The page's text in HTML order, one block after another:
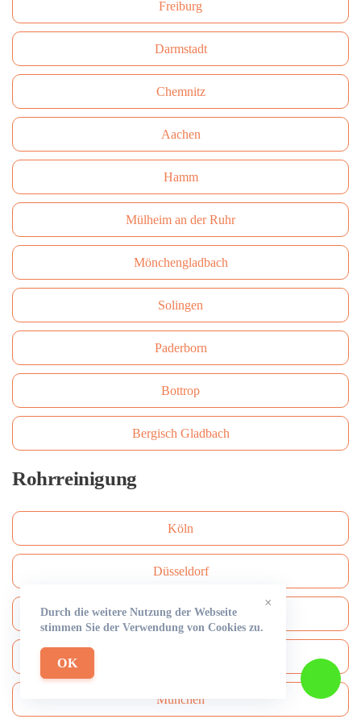
Freiburg
Darmstadt
Сhemnitz
Aachen
Hamm
Mülheim an der Ruhr
Mönchengladbach
Solingen
Paderborn
Bottrop
Bergisch Gladbach
Rohrreinigung
Köln
Düsseldorf
Frankfurt am Main
München
×
Durch die weitere Nutzung der Webseite
stimmen Sie der Verwendung von Cookies zu.
OK